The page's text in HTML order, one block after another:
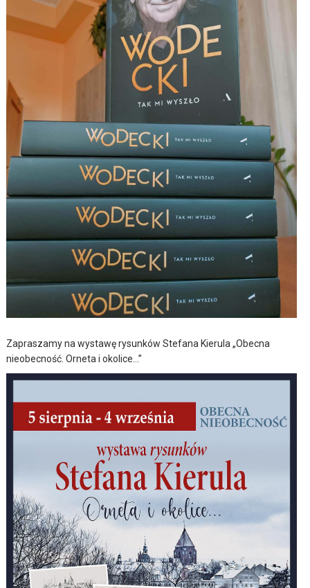
Zapraszamy na wystawę rysunków Stefana Kierula „Obecna
nieobecność. Orneta i okolice…”